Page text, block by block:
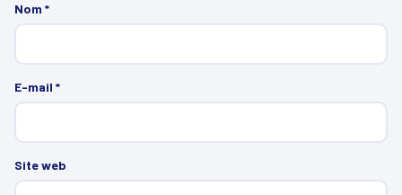
Nom *
E-mail *
Site web